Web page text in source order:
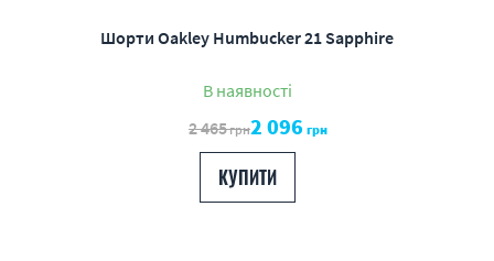
Шорти Oakley Humbucker 21 Sapphire
В наявності
2 465грн2 096 грн
КУПИТИ